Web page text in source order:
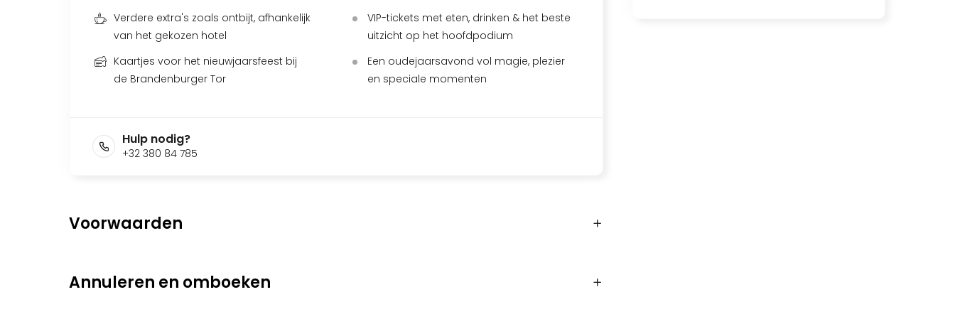
Verdere extra's zoals ontbijt, afhankelijk
van het gekozen hotel
Kaartjes voor het nieuwjaarsfeest bij
de Brandenburger Tor
VIP-tickets met eten, drinken & het beste
uitzicht op het hoofdpodium
Een oudejaarsavond vol magie, plezier
en speciale momenten
Hulp nodig?
+32 380 84 785
Voorwaarden
Annuleren en omboeken